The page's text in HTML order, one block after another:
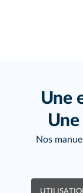
Une
Nos